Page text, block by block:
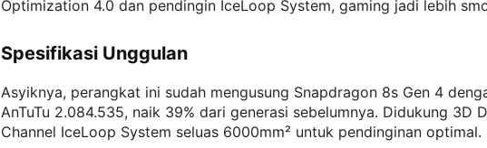
Optimization 4.0 dan pendingin IceLoop System, gaming jadi lebih
Spesifikasi Unggulan
Asyiknya, perangkat ini sudah mengusung Snapdragon 8s Gen 4
AnTuTu 2.084.535, naik 39% dari generasi sebelumnya. Didukung 3D
Channel IceLoop System seluas 6000mm² untuk pendinginan optimal.